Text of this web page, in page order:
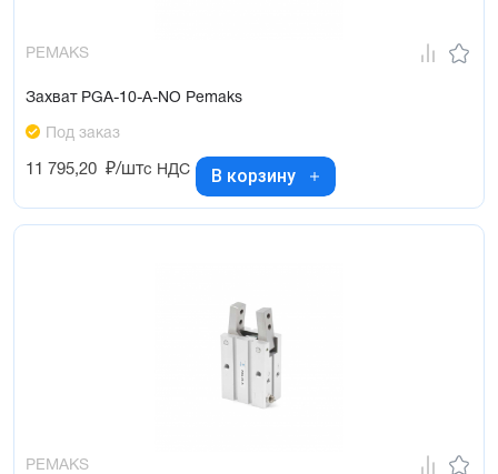
PEMAKS
Захват PGA-10-A-NO Pemaks
Под заказ
11 795,20 ₽/штс НДС В корзину
PEMAKS